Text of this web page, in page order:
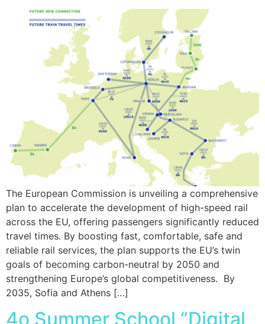
The European Commission is unveiling a comprehensive
plan to accelerate the development of high-speed rail
across the EU, offering passengers significantly reduced
travel times. By boosting fast, comfortable, safe and
reliable rail services, the plan supports the EU’s twin
goals of becoming carbon-neutral by 2050 and
strengthening Europe’s global competitiveness. By
2035, Sofia and Athens […]
4ο Summer School “Digital